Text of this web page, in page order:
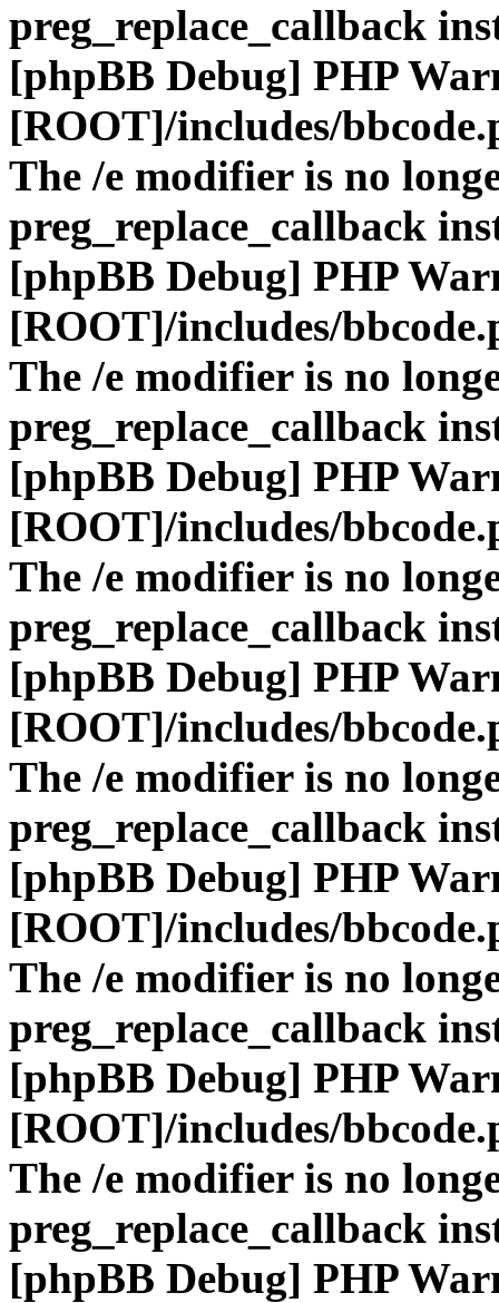
preg_replace_callback
[phpBB Debug] PHP
[ROOT]/includes/
The /e modifier is no
preg_replace_callback
[phpBB Debug] PHP
[ROOT]/includes/
The /e modifier is no
preg_replace_callback
[phpBB Debug] PHP
[ROOT]/includes/
The /e modifier is no
preg_replace_callback
[phpBB Debug] PHP
[ROOT]/includes/
The /e modifier is no
preg_replace_callback
[phpBB Debug] PHP
[ROOT]/includes/
The /e modifier is no
preg_replace_callback
[phpBB Debug] PHP
[ROOT]/includes/
The /e modifier is no
preg_replace_callback
[phpBB Debug] PHP